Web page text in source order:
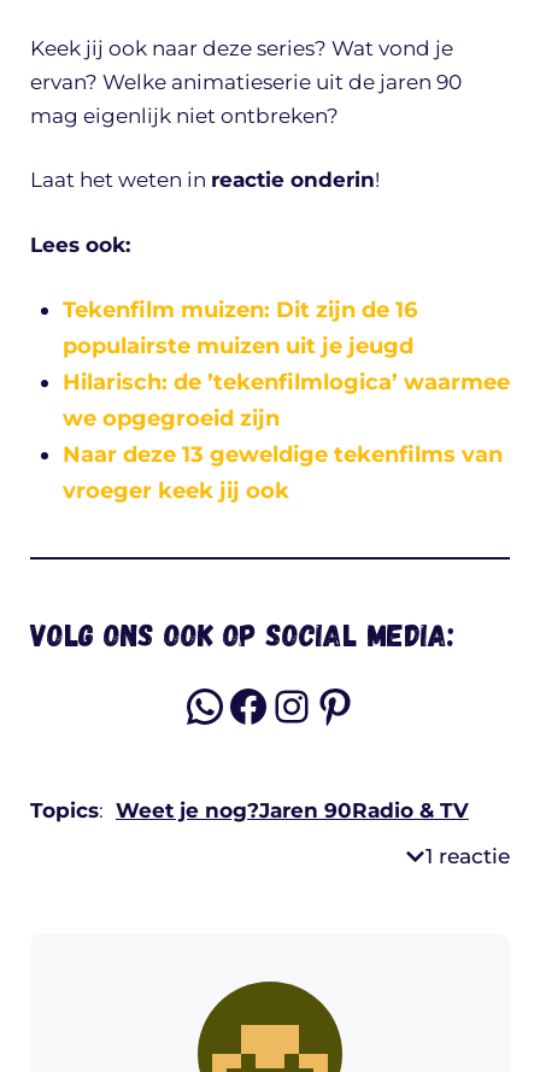
Keek jij ook naar deze series? Wat vond je
ervan? Welke animatieserie uit de jaren 90
mag eigenlijk niet ontbreken?
Laat het weten in reactie onderin!
Lees ook:
Tekenfilm muizen: Dit zijn de 16
populairste muizen uit je jeugd
Hilarisch: de ’tekenfilmlogica’ waarmee
we opgegroeid zijn
Naar deze 13 geweldige tekenfilms van
vroeger keek jij ook
Volg ons ook op social media:
WhatsApp
Facebook
Instagram
Pinterest
Topics: Weet je nog?Jaren 90Radio & TV
1 reactie